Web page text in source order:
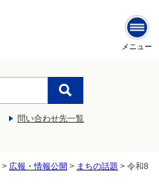
メニュー
問い合わせ先一覧
> 広報・情報公開 > まちの話題 > 令和8